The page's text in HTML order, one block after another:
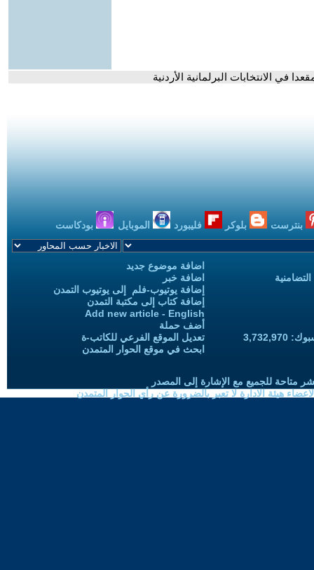
بنترست بلوكر فليبورد الموبايل بودكاست
اضافة موضوع جديد
اضافة خبر
إضافة يوتيوب-فلم إلى يوتيوب التمدن
إضافة كتاب إلى مكتبة التمدن
Add new article - English
أضف حملة
تعديل الموقع الفرعي للكاتب-ة
ابحث في موقع الحوار المتمدن
متاحة للجميع مع الإشارة إلى المصدر
هيئة الادارة لا تعبر بالضرورة عن رأي الحوار المتمدن